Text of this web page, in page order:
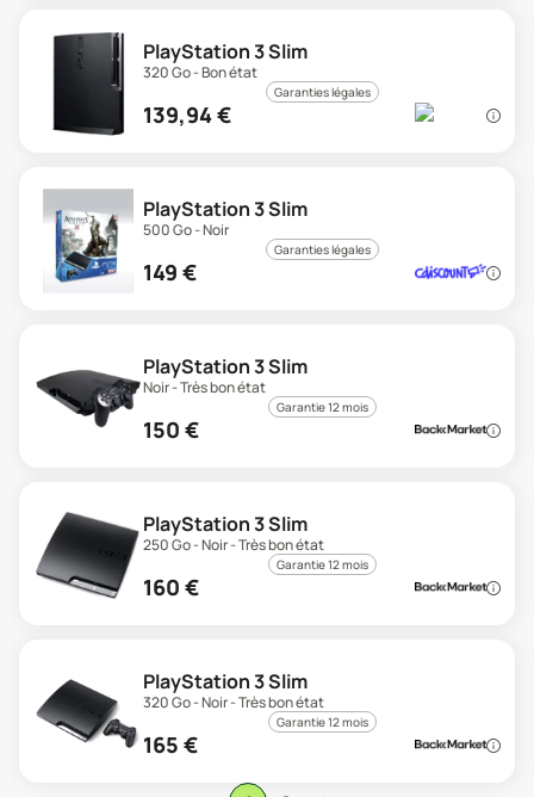
PlayStation 3 Slim
320 Go - Bon état
Garanties légales
139,94€
PlayStation 3 Slim
500 Go - Noir
Garanties légales
149 €
PlayStation 3 Slim
Noir - Très bon état
Garantie 12 mois
150 €
PlayStation 3 Slim
250 Go - Noir - Très bon état
Garantie 12 mois
160 €
PlayStation 3 Slim
320 Go - Noir - Très bon état
Garantie 12 mois
165 €